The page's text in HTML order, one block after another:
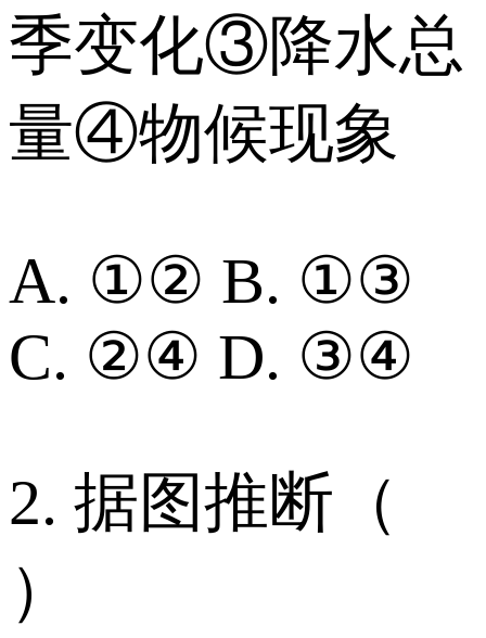
季变化③降水总
量④物候现象
A. ①② B. ①③
C. ②④ D. ③④
2. 据图推断（
）